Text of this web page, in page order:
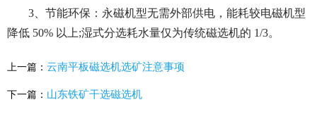
3、节能环保：永磁机型无需外部供电，能耗较电磁机型
降低 50% 以上;湿式分选耗水量仅为传统磁选机的 1/3。
上一篇： 云南平板磁选机选矿注意事项
下一篇： 山东铁矿干选磁选机